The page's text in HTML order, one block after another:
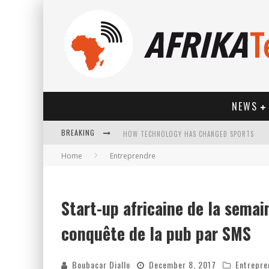
NEWS
BREAKING
Home Entreprendre
Start-up africaine de la
conquête de la pub par SMS
Boubacar Diallo December 8, 2017